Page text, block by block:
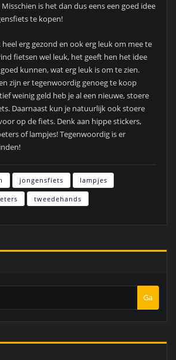
is het dan dus eens een goed idee
te kopen!
erg gezond en ook erg leuk om mee te
fietsen wel leuk, het geeft hen het idee
kunnen, wat erg leuk is om te zien.
zijn er tegenwoordig genoeg te koop
weinig geld heb je al een nieuwe, stoere
Daarnaast kun je natuurlijk ook stoere
op de fiets. Denk aan hippe stickers,
of lampjes! Tegenwoordig is er
jongensfiets lampjes
tweedehands
Ga